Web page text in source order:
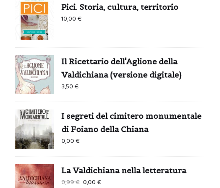
Pici. Storia, cultura, territorio
10,00€
Il Ricettario dell'Aglione della
Valdichiana (versione digitale)
3,50€
I segreti del cimitero monumentale
di Foiano della Chiana
0,00€
La Valdichiana nella letteratura
0,99€ 0,00€